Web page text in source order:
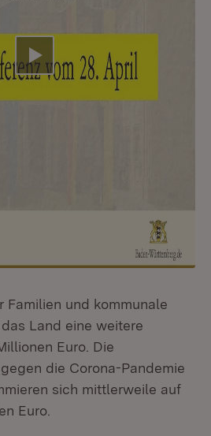
Video abspielen
Familien und kommunale
Land eine weitere
Euro. Die
die Corona-Pandemie
sich mittlerweile auf
Euro.